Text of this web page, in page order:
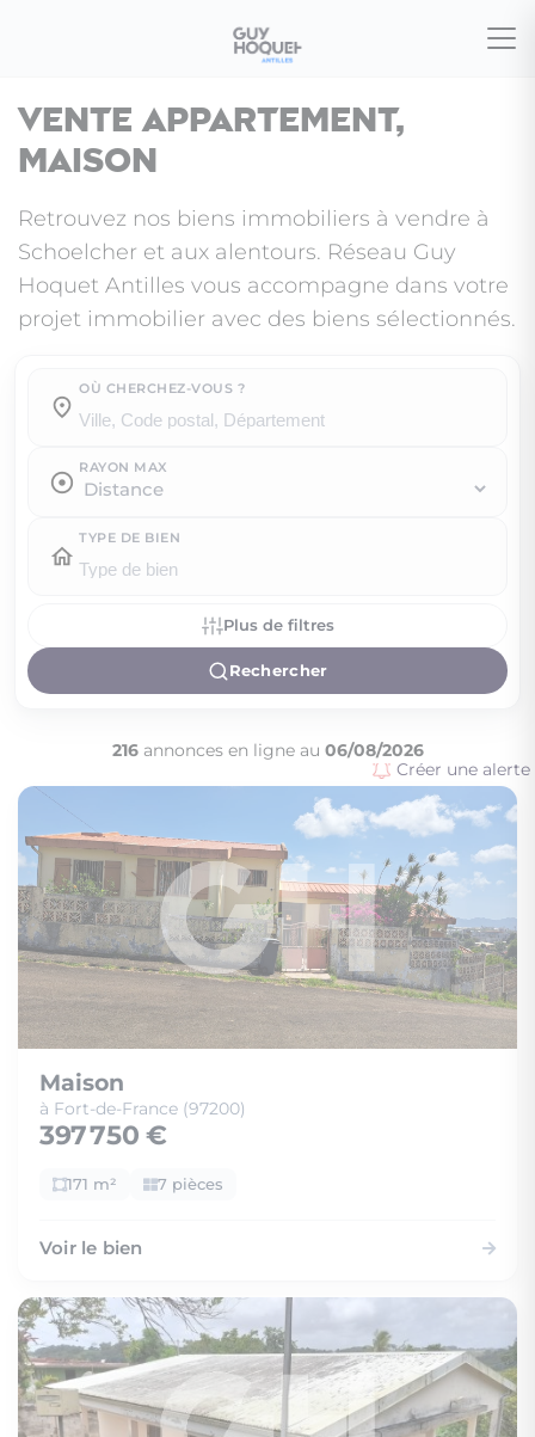
Vente appartement,
maison
Retrouvez nos biens immobiliers à vendre à
Schoelcher et aux alentours. Réseau Guy
Hoquet Antilles vous accompagne dans votre
projet immobilier avec des biens sélectionnés.
OÙ CHERCHEZ-VOUS ?
RAYON MAX
TYPE DE BIEN
Plus de filtres
Rechercher
216annonces en ligne au 06/08/2026
Créer une alerte
Maison
à Fort-de-France (97200)
397 750 €
171 m² 7 pièces
Voir le bien